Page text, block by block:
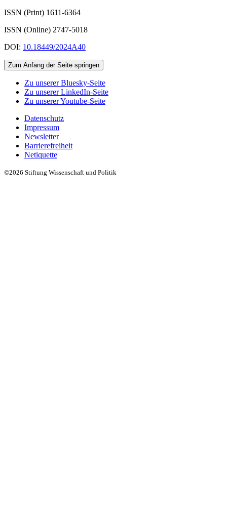
ISSN (Print) 1611-6364
ISSN (Online) 2747-5018
DOI: 10.18449/2024A40
Zum Anfang der Seite springen
Zu unserer Bluesky-Seite
Zu unserer LinkedIn-Seite
Zu unserer Youtube-Seite
Datenschutz
Impressum
Newsletter
Barrierefreiheit
Netiquette
©2026 Stiftung Wissenschaft und Politik